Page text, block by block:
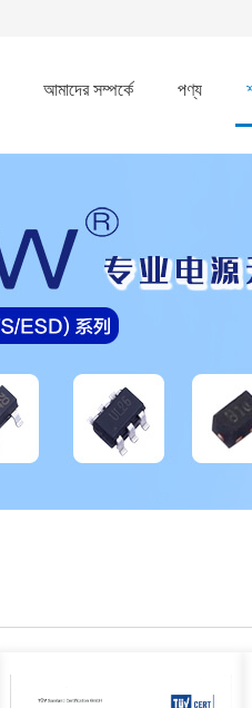
আমাদের সম্পর্কে পণ্য